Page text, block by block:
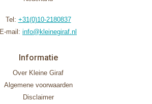
Tel: +31(0)10-2180837
E-mail: info@kleinegiraf.nl
Informatie
Over Kleine Giraf
Algemene voorwaarden
Disclaimer